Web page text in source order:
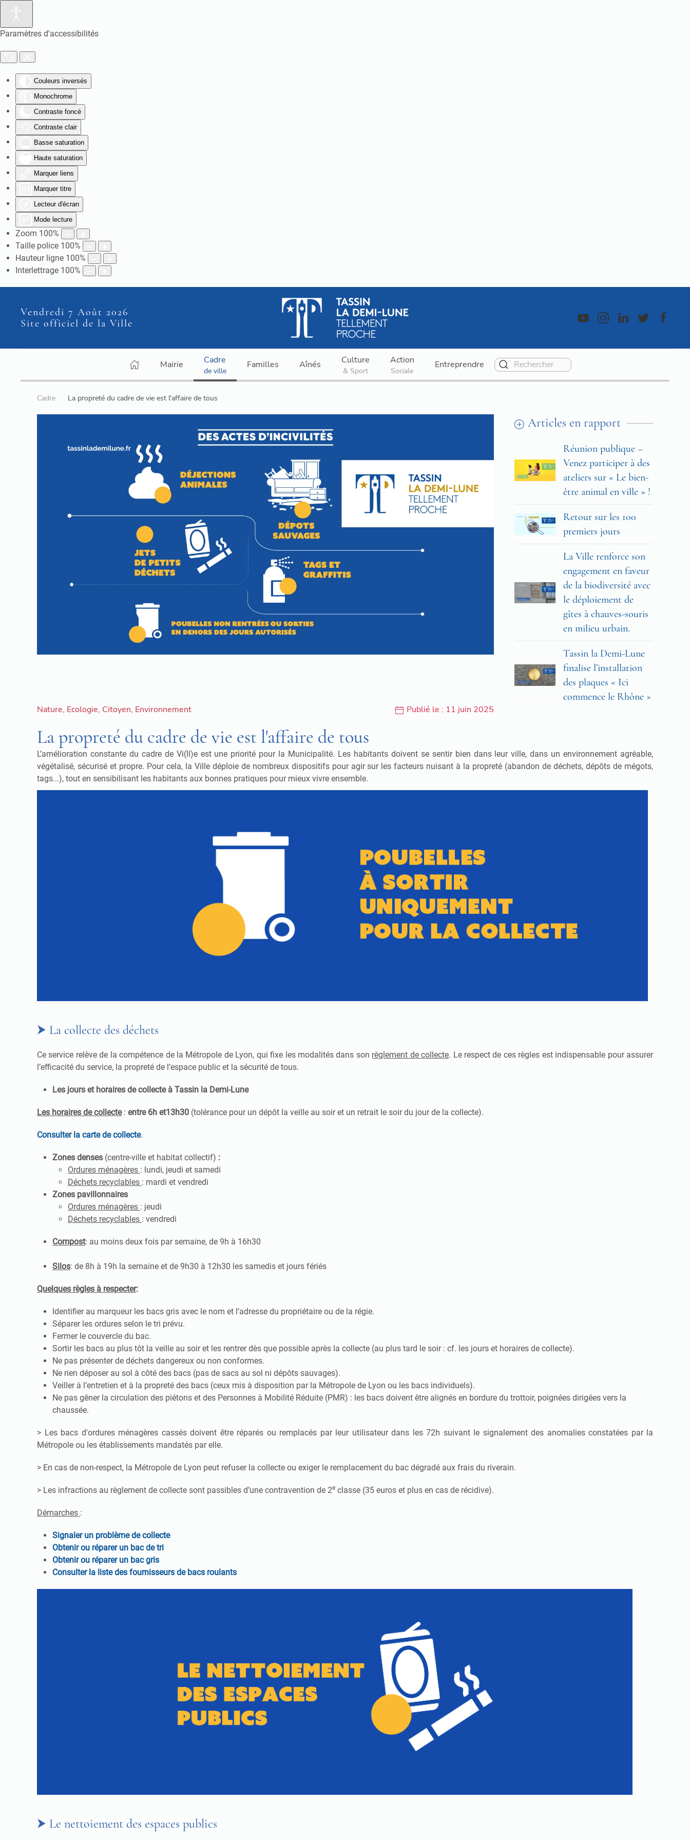
Paramètres d'accessibilités
Couleurs inversés
Monochrome
Contraste foncé
Contraste clair
Basse saturation
Haute saturation
Marquer liens
Marquer titre
Lecteur d'écran
Mode lecture
Zoom 100%
Taille police 100%
Hauteur ligne 100%
Interlettrage 100%
Vendredi 7 Août 2026
Site officiel de la Ville
Mairie Cadre
de ville
Familles Aînés Culture
& Sport
Action
Sociale
Entreprendre
Cadre La propreté du cadre de vie est l'affaire de tous
Articles en rapport
Réunion publique –
Venez participer à des
ateliers sur « Le bien-
être animal en ville » !
Retour sur les 100
premiers jours
La Ville renforce son
engagement en faveur
de la biodiversité avec
le déploiement de
gîtes à chauves-souris
en milieu urbain.
Tassin la Demi-Lune
finalise l’installation
des plaques « Ici
commence le Rhône »
Nature, Ecologie, Citoyen, Environnement Publié le : 11 juin 2025
La propreté du cadre de vie est l'affaire de tous
L’amélioration constante du cadre de Vi(ll)e est une priorité pour la Municipalité. Les habitants doivent se sentir bien dans leur ville, dans un environnement agréable,
végétalisé, sécurisé et propre. Pour cela, la Ville déploie de nombreux dispositifs pour agir sur les facteurs nuisant à la propreté (abandon de déchets, dépôts de mégots,
tags...), tout en sensibilisant les habitants aux bonnes pratiques pour mieux vivre ensemble.
⮞ La collecte des déchets
Ce service relève de la compétence de la Métropole de Lyon, qui fixe les modalités dans son règlement de collecte. Le respect de ces règles est indispensable pour assurer
l’efficacité du service, la propreté de l’espace public et la sécurité de tous.
Les jours et horaires de collecte à Tassin la Demi-Lune
Les horaires de collecte : entre 6h et13h30 (tolérance pour un dépôt la veille au soir et un retrait le soir du jour de la collecte).
Consulter la carte de collecte.
Zones denses (centre-ville et habitat collectif) :
Ordures ménagères : lundi, jeudi et samedi
Déchets recyclables : mardi et vendredi
Zones pavillonnaires
Ordures ménagères : jeudi
Déchets recyclables : vendredi
Compost: au moins deux fois par semaine, de 9h à 16h30
Silos: de 8h à 19h la semaine et de 9h30 à 12h30 les samedis et jours fériés
Quelques règles à respecter:
Identifier au marqueur les bacs gris avec le nom et l’adresse du propriétaire ou de la régie.
Séparer les ordures selon le tri prévu.
Fermer le couvercle du bac.
Sortir les bacs au plus tôt la veille au soir et les rentrer dès que possible après la collecte (au plus tard le soir : cf. les jours et horaires de collecte).
Ne pas présenter de déchets dangereux ou non conformes.
Ne rien déposer au sol à côté des bacs (pas de sacs au sol ni dépôts sauvages).
Veiller à l’entretien et à la propreté des bacs (ceux mis à disposition par la Métropole de Lyon ou les bacs individuels).
Ne pas gêner la circulation des piétons et des Personnes à Mobilité Réduite (PMR) : les bacs doivent être alignés en bordure du trottoir, poignées dirigées vers la
chaussée.
> Les bacs d'ordures ménagères cassés doivent être réparés ou remplacés par leur utilisateur dans les 72h suivant le signalement des anomalies constatées par la
Métropole ou les établissements mandatés par elle.
> En cas de non-respect, la Métropole de Lyon peut refuser la collecte ou exiger le remplacement du bac dégradé aux frais du riverain.
> Les infractions au règlement de collecte sont passibles d’une contravention de 2e classe (35 euros et plus en cas de récidive).
Démarches :
Signaler un problème de collecte
Obtenir ou réparer un bac de tri
Obtenir ou réparer un bac gris
Consulter la liste des fournisseurs de bacs roulants
⮞ Le nettoiement des espaces publics